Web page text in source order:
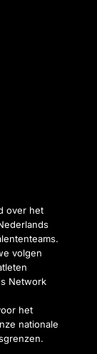
over het
volgen
Network
het
nationale